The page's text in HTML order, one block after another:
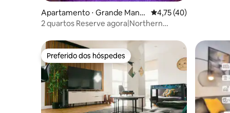
Apartamento ⋅ Grande Manc
hester
4,75 de uma avaliação
4,75 (40)
2 quartos Reserve agora|Northern
Futebol|Estacionamento
Preferido dos hóspedes
Preferido dos hóspedes